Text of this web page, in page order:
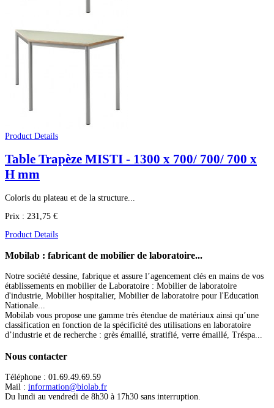
Product Details
Table Trapèze MISTI - 1300 x 700/ 700/ 700 x
H mm
Coloris du plateau et de la structure...
Prix : 231,75 €
Product Details
Mobilab : fabricant de mobilier de laboratoire...
Notre société dessine, fabrique et assure l’agencement clés en mains de vos
établissements en mobilier de Laboratoire : Mobilier de laboratoire
d'industrie, Mobilier hospitalier, Mobilier de laboratoire pour l'Education
Nationale...
Mobilab vous propose une gamme très étendue de matériaux ainsi qu’une
classification en fonction de la spécificité des utilisations en laboratoire
d’industrie et de recherche : grès émaillé, stratifié, verre émaillé, Tréspa...
Nous contacter
Téléphone : 01.69.49.69.59
Mail : information@biolab.fr
Du lundi au vendredi de 8h30 à 17h30 sans interruption.